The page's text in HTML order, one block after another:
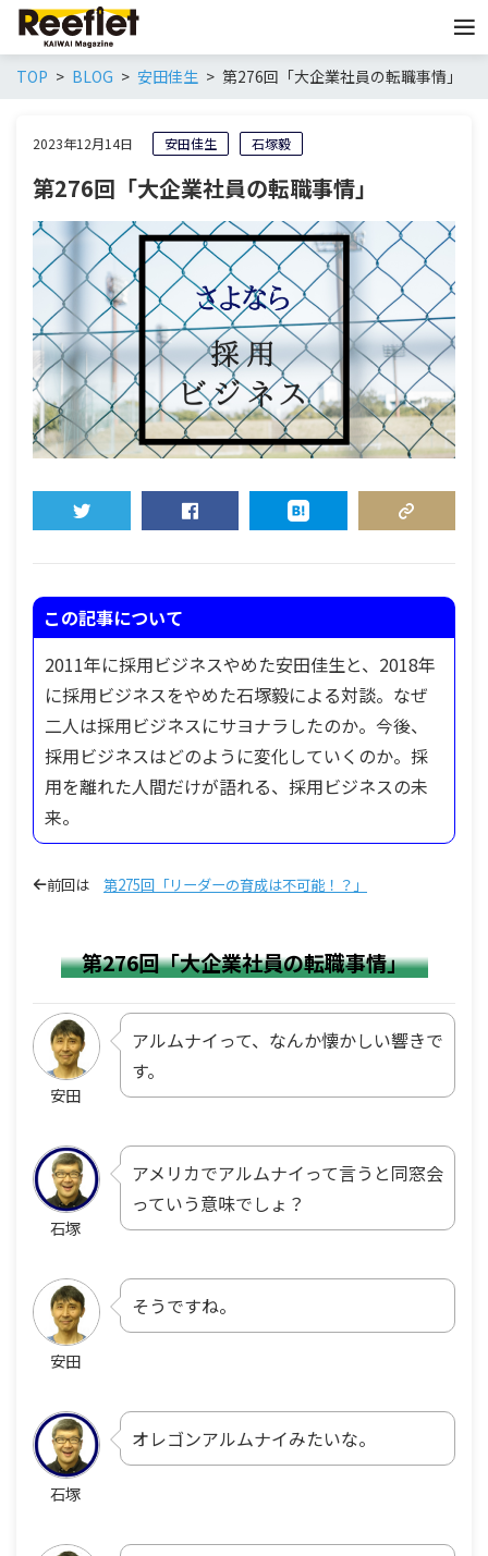
TOP BLOG 安田佳生 第276回「大企業社員の転職事情」
2023年12月14日 安田佳生 石塚毅
第276回「大企業社員の転職事情」
この記事について
2011年に採用ビジネスやめた安田佳生と、2018年
に採用ビジネスをやめた石塚毅による対談。なぜ
二人は採用ビジネスにサヨナラしたのか。今後、
採用ビジネスはどのように変化していくのか。採
用を離れた人間だけが語れる、採用ビジネスの未
来。
前回は 第275回「リーダーの育成は不可能！？」
第276回「大企業社員の転職事情」
安田
アルムナイって、なんか懐かしい響きで
す。
石塚
アメリカでアルムナイって言うと同窓会
っていう意味でしょ？
安田
そうですね。
石塚
オレゴンアルムナイみたいな。